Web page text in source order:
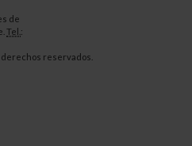
de
Tel. :
reservados.